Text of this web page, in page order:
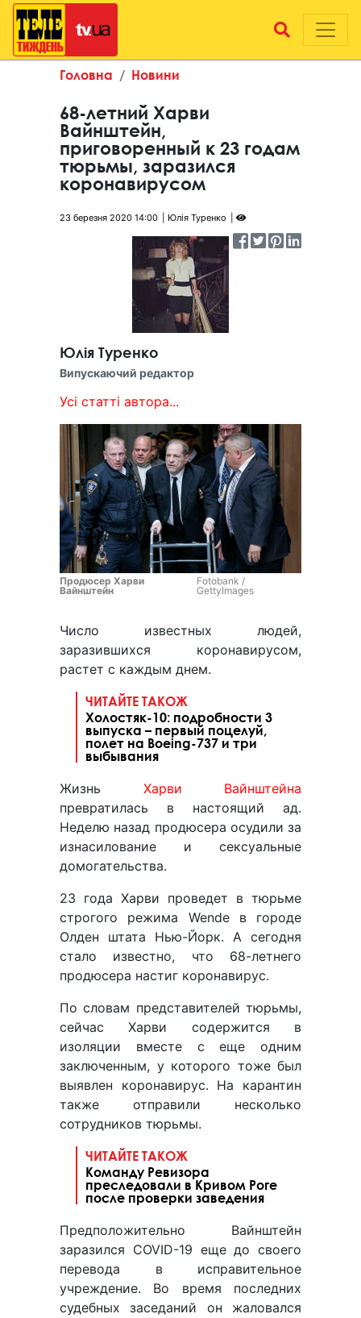
Головна Новини
68-летний Харви
Вайнштейн,
приговоренный к 23 годам
тюрьмы, заразился
коронавирусом
23 березня 2020 14:00 Юлія Туренко
Юлія Туренко
Випускаючий редактор
Усі статті автора...
Продюсер Харви
Вайнштейн
Fotobank /
GettyImages
Число известных людей,
заразившихся коронавирусом,
растет с каждым днем.
ЧИТАЙТЕ ТАКОЖ
Холостяк-10: подробности 3
выпуска – первый поцелуй,
полет на Boeing-737 и три
выбывания
Жизнь Харви Вайнштейна
превратилась в настоящий ад.
Неделю назад продюсера осудили за
изнасилование и сексуальные
домогательства.
23 года Харви проведет в тюрьме
строгого режима Wende в городе
Олден штата Нью-Йорк. А сегодня
стало известно, что 68-летнего
продюсера настиг коронавирус.
По словам представителей тюрьмы,
сейчас Харви содержится в
изоляции вместе с еще одним
заключенным, у которого тоже был
выявлен коронавирус. На карантин
также отправили несколько
сотрудников тюрьмы.
ЧИТАЙТЕ ТАКОЖ
Команду Ревизора
преследовали в Кривом Роге
после проверки заведения
Предположительно Вайнштейн
заразился COVID-19 еще до своего
перевода в исправительное
учреждение. Во время последних
судебных заседаний он жаловался